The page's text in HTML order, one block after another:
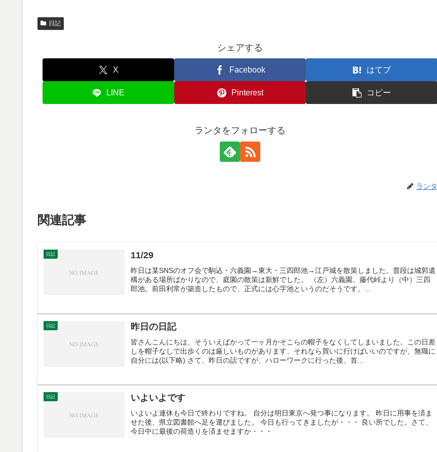
日記
シェアする
X Facebook はてブ
LINE Pinterest コピー
ランタをフォローする
ランタ
関連記事
日記 11/29
昨日は某SNSのオフ会で駒込・六義園→東大・三四郎池→江戸城を散策しました。普段は城郭遺
構がある場所ばかりなので、庭園の散策は新鮮でした。 （左）六義園。藤代峠より（中）三四
郎池。前田利常が築造したもので、正式には心字池というのだそうです。...
日記 昨日の日記
皆さんこんにちは、そういえばかって一ヶ月かそこらの帽子をなくしてしまいました。この日差
しを帽子なしで出歩くのは厳しいものがあります、それなら買いに行けばいいのですが、無職に
自分には(以下略) さて、昨日の話ですが、ハローワークに行った後、首...
日記 いよいよです
いよいよ連休も今日で終わりですね。 自分は明日東京へ発つ事になります。 昨日に用事を済ま
せた後、県立図書館へ足を運びました。 今日も行ってきましたが・・・ 良い所でした。さて、
今日中に最後の荷造りを済ませますか・・・